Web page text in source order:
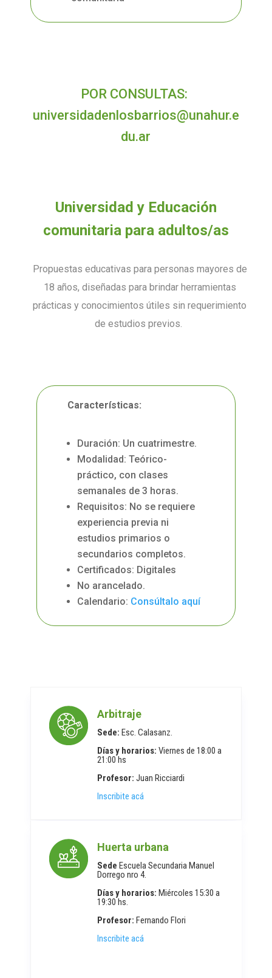
POR CONSULTAS:
universidadenlosbarrios@unahur.e
du.ar
Universidad y Educación
comunitaria para adultos/as
Propuestas educativas para personas mayores de
18 años, diseñadas para brindar herramientas
prácticas y conocimientos útiles sin requerimiento
de estudios previos.
Características:
Duración: Un cuatrimestre.
Modalidad: Teórico-
práctico, con clases
semanales de 3 horas.
Requisitos: No se requiere
experiencia previa ni
estudios primarios o
secundarios completos.
Certificados: Digitales
No arancelado.
Calendario: Consúltalo aquí
Arbitraje
Sede: Esc. Calasanz.
Días y horarios: Viernes de 18:00 a
21:00 hs
Profesor: Juan Ricciardi
Inscribite acá
Huerta urbana
Sede Escuela Secundaria Manuel
Dorrego nro 4.
Días y horarios: Miércoles 15:30 a
19:30 hs.
Profesor: Fernando FIori
Inscribite acá